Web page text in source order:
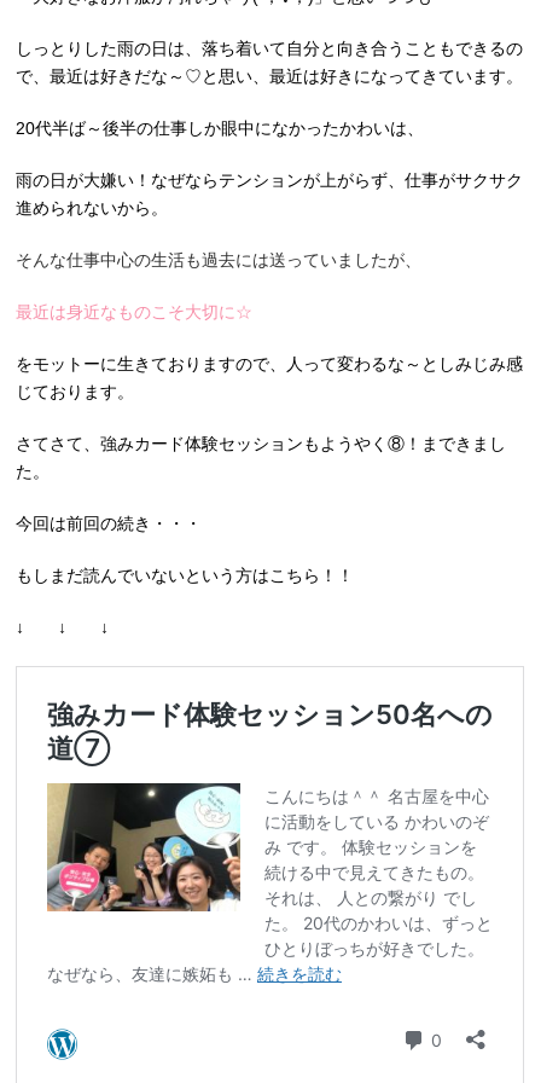
しっとりした雨の日は、落ち着いて自分と向き合うこともできるの
で、最近は好きだな～♡と思い、最近は好きになってきています。
20代半ば～後半の仕事しか眼中になかったかわいは、
雨の日が大嫌い！なぜならテンションが上がらず、仕事がサクサク
進められないから。
そんな仕事中心の生活も過去には送っていましたが、
最近は身近なものこそ大切に☆
をモットーに生きておりますので、人って変わるな～としみじみ感
じております。
さてさて、強みカード体験セッションもようやく⑧！まできまし
た。
今回は前回の続き・・・
もしまだ読んでいないという方はこちら！！
↓ ↓ ↓